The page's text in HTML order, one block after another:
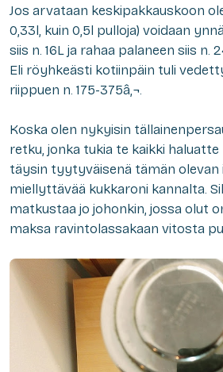
Jos arvataan keskipakkauskoon
0,33l, kuin 0,5l pulloja) voidaan
siis n. 16L ja rahaa palaneen siis n.
Eli röyhkeästi kotiinpäin tuli
riippuen n. 175-375â‚¬.
Koska olen nykyisin tällainen
retku, jonka tukia te kaikki
täysin tyytyväisenä tämän olevan
miellyttävää kukkaroni kannalta.
matkustaa jo johonkin, jossa olut
maksa ravintolassakaan vitosta